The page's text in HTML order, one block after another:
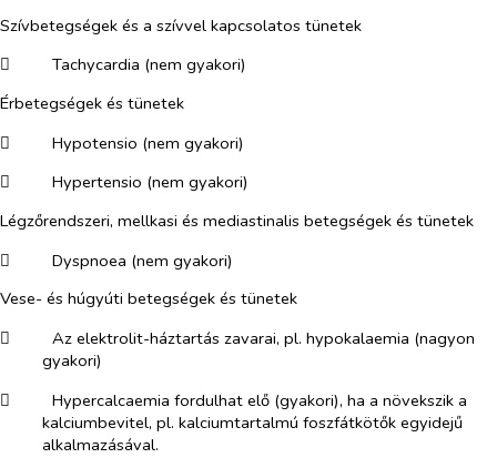
Szívbetegségek és a szívvel kapcsolatos tünetek
​
Tachycardia (nem gyakori)
Érbetegségek és tünetek
​
Hypotensio (nem gyakori)
​
Hypertensio (nem gyakori)
Légzőrendszeri, mellkasi és mediastinalis betegségek és tünetek
​
Dyspnoea (nem gyakori)
Vese- és húgyúti betegségek és tünetek
​
Az elektrolit-háztartás zavarai, pl. hypokalaemia (nagyon
gyakori)
​
Hypercalcaemia fordulhat elő (gyakori), ha a növekszik a
kalciumbevitel, pl. kalciumtartalmú foszfátkötők egyidejű
alkalmazásával.